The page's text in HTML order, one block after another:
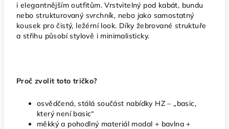
i elegantnějším outfitům. Vrstvitelný pod kabát, bundu
nebo strukturovaný svrchník, nebo jako samostatný
kousek pro čistý, ležérní look. Díky žebrované struktuře
a střihu působí stylově i minimalisticky.
Proč zvolit toto tričko?
osvědčená, stálá součást nabídky HZ – „basic,
který není basic“
měkký a pohodlný materiál modal + bavlna +